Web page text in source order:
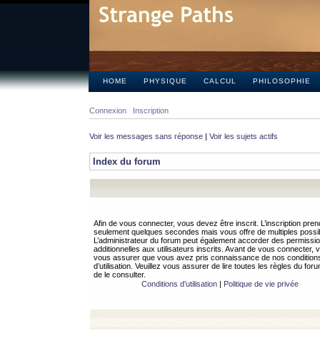
HOME PHYSIQUE CALCUL PHILOSOPHIE
Connexion Inscription
Voir les messages sans réponse | Voir les sujets actifs
Index du forum
Afin de vous connecter, vous devez être inscrit. L’inscription
seulement quelques secondes mais vous offre de multiples
L’administrateur du forum peut également accorder des
additionnelles aux utilisateurs inscrits. Avant de vous connecter,
vous assurer que vous avez pris connaissance de nos
d’utilisation. Veuillez vous assurer de lire toutes les règles du
de le consulter.
Conditions d’utilisation| Politique de vie privée